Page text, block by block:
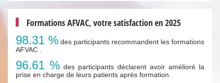
Formations AFVAC, votre satisfaction en 2025
98.31 % des participants recommandent les formations
AFVAC .
96.61 % des participants déclarent avoir amélioré la
prise en charge de leurs patients après formation.